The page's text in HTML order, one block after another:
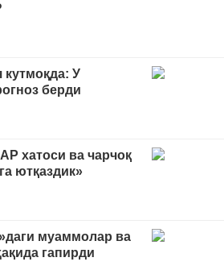
кутмоқда: У
берди
хатоси ва чарчоқ
ютқаздик»
муаммолар ва
гапирди